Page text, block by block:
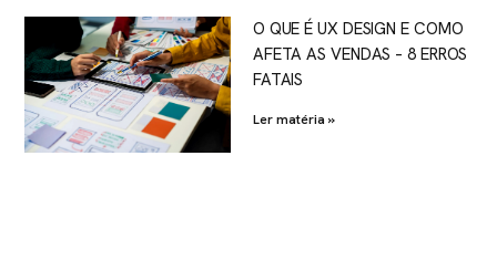
O QUE É UX DESIGN E COMO
AFETA AS VENDAS – 8 ERROS
FATAIS
Ler matéria »